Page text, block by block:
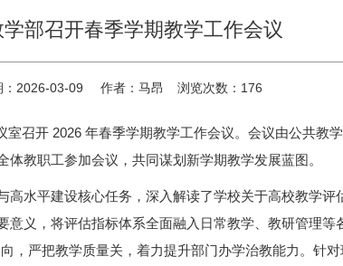
部召开春季学期教学工作会议
：2026-03-09 作者：马昂 浏览次数： 176
室召开 2026 年春季学期教学工作会议。会议由公共教
教职工参加会议，共同谋划新学期教学发展蓝图。
高水平建设核心任务，深入解读了学校关于高校教学评
意义，将评估指标体系全面融入日常教学、教研管理等
，严把教学质量关，着力提升部门办学治教能力。针